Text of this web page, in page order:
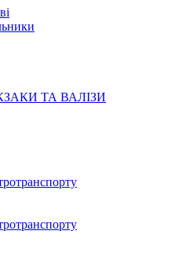
ТА ВАЛІЗИ